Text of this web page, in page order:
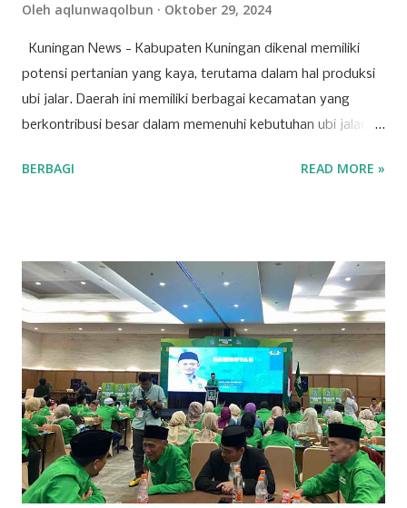
Oleh aqlunwaqolbun Oktober 29, 2024
Kuningan News - Kabupaten Kuningan dikenal memiliki
potensi pertanian yang kaya, terutama dalam hal produksi
ubi jalar. Daerah ini memiliki berbagai kecamatan yang
berkontribusi besar dalam memenuhi kebutuhan ubi jalar,
tujuh kecamatan di Kabupaten Kuningan yang mencatat
Dengan produksi sebesar 45.702 ton, Kecamatan Cilimus
menyumbangkan hampir setengah dari total produksi ubi
jalar di wilayah ini. Kondisi tanah yang subur dan teknik
pertanian yang optimal menjadikan Cilimus sebagai sentra
utama produksi ubi jalar. 2. Kecamatan Cigandamekar
Posisi kedua ditempati oleh Kecamatan Cigandamekar
dengan total produksi mencapai 28.966 ton. Daerah ini
dikenal dengan pertanian yang beragam dan kualitas ubi
jalar yang baik, sehingga mampu bersaing dengan ...
BERBAGI READ MORE »